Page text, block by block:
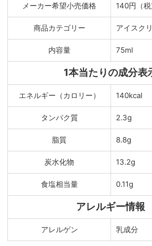
メーカー希望小売価格 140円（税
商品カテゴリー アイスク
内容量 75ml
1本当たりの成分表
エネルギー（カロリー） 140kcal
タンパク質 2.3g
脂質 8.8g
炭水化物 13.2g
食塩相当量 0.11g
アレルギー情報
アレルゲン 乳成分